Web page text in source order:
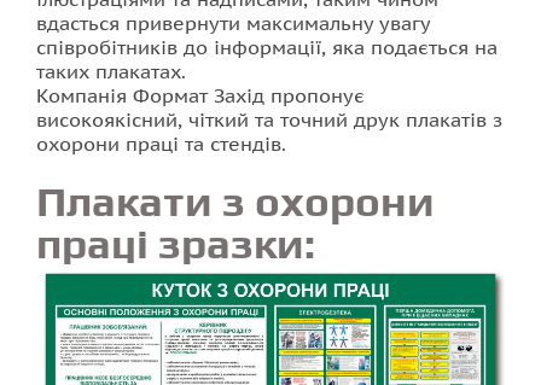
вдасться привернути максимальну увагу
співробітників до інформації, яка подається на
таких плакатах.
Компанія Формат Захід пропонує
високоякісний, чіткий та точний друк плакатів з
охорони праці та стендів.
Плакати з охорони
праці зразки: